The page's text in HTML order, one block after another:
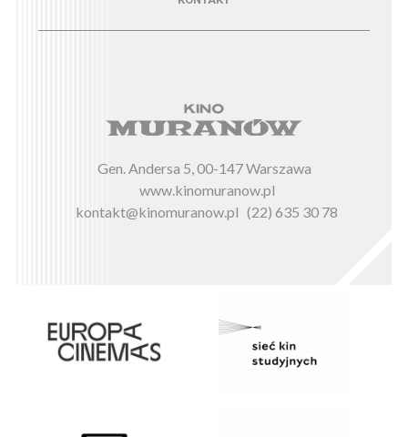
Gen. Andersa 5, 00-147 Warszawa
www.kinomuranow.pl
kontakt@kinomuranow.pl (22) 635 30 78